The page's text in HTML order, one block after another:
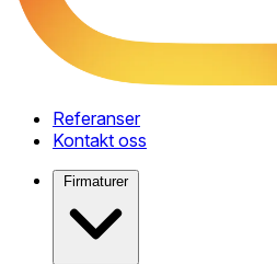
Referanser
Kontakt oss
Firmaturer